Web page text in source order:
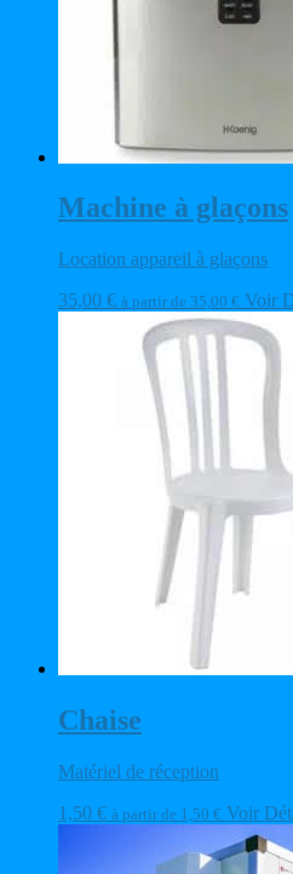
Machine à glaçons
Location appareil à glaçons
35,00 € à partir de 35,00 € Voir
Chaise
Matériel de réception
1,50 € à partir de 1,50 € Voir